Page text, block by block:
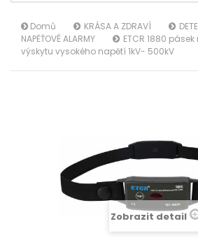
Domů KRÁSA A ZDRAVÍ
NAPĚŤOVÉ ALARMY
ETCR 1880
výskytu vysokého napětí 1kV- 500kV
Zobrazit detail